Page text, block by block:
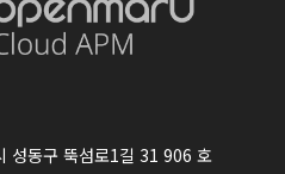
성동구 뚝섬로1길 31 906 호